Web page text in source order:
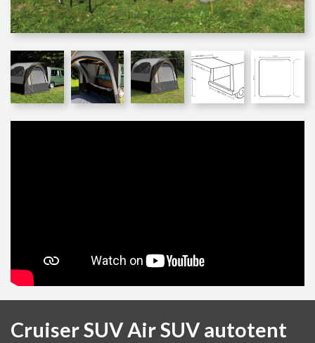
Cruiser SUV Air SUV autotent